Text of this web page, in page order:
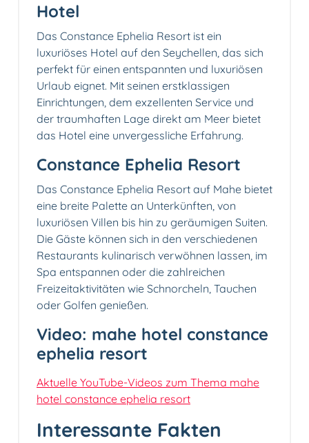
Hotel
Das Constance Ephelia Resort ist ein
luxuriöses Hotel auf den Seychellen, das sich
perfekt für einen entspannten und luxuriösen
Urlaub eignet. Mit seinen erstklassigen
Einrichtungen, dem exzellenten Service und
der traumhaften Lage direkt am Meer bietet
das Hotel eine unvergessliche Erfahrung.
Constance Ephelia Resort
Das Constance Ephelia Resort auf Mahe bietet
eine breite Palette an Unterkünften, von
luxuriösen Villen bis hin zu geräumigen Suiten.
Die Gäste können sich in den verschiedenen
Restaurants kulinarisch verwöhnen lassen, im
Spa entspannen oder die zahlreichen
Freizeitaktivitäten wie Schnorcheln, Tauchen
oder Golfen genießen.
Video: mahe hotel constance
ephelia resort
Aktuelle YouTube-Videos zum Thema mahe
hotel constance ephelia resort
Interessante Fakten